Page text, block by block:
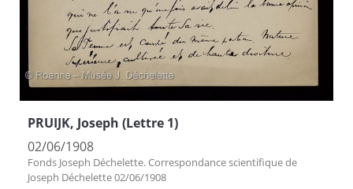
PRUIJK, Joseph (Lettre 1)
02/06/1908
Fonds Joseph Déchelette. Correspondance scientifique de
Joseph Déchelette 02/06/1908